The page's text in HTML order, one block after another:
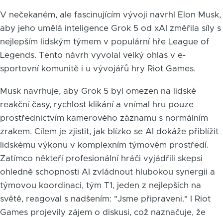
V nečekaném, ale fascinujícím vývoji navrhl Elon Musk,
aby jeho umělá inteligence Grok 5 od xAI změřila síly s
nejlepším lidským týmem v populární hře League of
Legends. Tento návrh vyvolal velký ohlas v e-
sportovní komunitě i u vývojářů hry Riot Games.
Musk navrhuje, aby Grok 5 byl omezen na lidské
reakční časy, rychlost klikání a vnímal hru pouze
prostřednictvím kamerového záznamu s normálním
zrakem. Cílem je zjistit, jak blízko se AI dokáže přiblížit
lidskému výkonu v komplexním týmovém prostředí.
Zatímco někteří profesionální hráči vyjádřili skepsi
ohledně schopnosti AI zvládnout hlubokou synergii a
týmovou koordinaci, tým T1, jeden z nejlepších na
světě, reagoval s nadšením: "Jsme připraveni." I Riot
Games projevily zájem o diskusi, což naznačuje, že